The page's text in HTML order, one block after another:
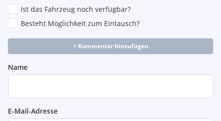
Ist das Fahrzeug noch verfügbar?
Besteht Möglichkeit zum Eintausch?
+ Kommentar hinzufügen
Name
E-Mail-Adresse